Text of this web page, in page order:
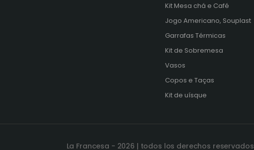
Kit Mesa chá e Café
Jogo Americano, Souplast
Garrafas Térmicas
Kit de Sobremesa
Vasos
Copos e Taças
Kit de uísque
La Francesa - 2026 | todos los derechos reservados